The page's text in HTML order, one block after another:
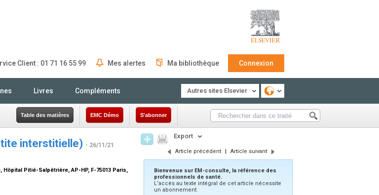
Client : 01 71 16 55 99 Mes alertes Ma bibliothèque Connexion
Livres Compléments Autres sites Elsevier
Table des matières EMC Démo S'abonner
interstitielle) - 26/11/21
Pitié-Salpêtrière, AP-HP, F-75013 Paris,
Export
Article précédent | Article suivant
Bienvenue sur EM-consulte, la référence des
professionnels de santé.
L’accès au texte intégral de cet article nécessite
un abonnement.